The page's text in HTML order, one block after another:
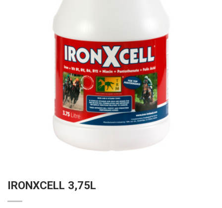
IRONXCELL 3,75L